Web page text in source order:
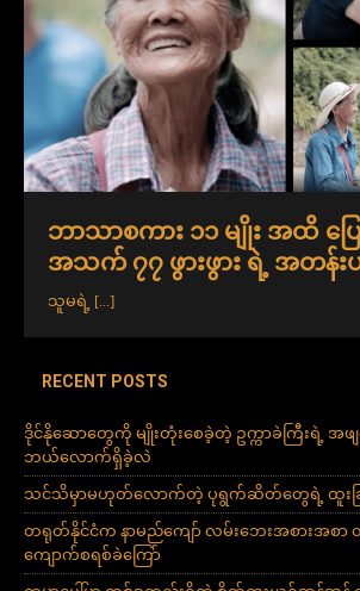
ဘာသာစကား ၁၁ မျိုး အထိ ပ
အသက် ၇၇ ဖွားဖွား ရဲ့ အတန်း
သူမရဲ့ [...]
RECENT POSTS
ဒိုင်နိုဆောတွေကို မျိုးတုံးစေခဲ့တဲ့ ဥက္ကာခဲကြီးရဲ့ အဖ
ဘယ်လောက်ရှိခဲ့လဲ
သင်သိမှာမဟုတ်လောက်တဲ့ ပုရွက်ဆိတ်တွေရဲ့ ထူးခြား
တရုတ်နိုင်ငံက နာမည်ကျော် လမ်းဘေးအစားအစာ
ကျောက်စရစ်ခဲကြော်